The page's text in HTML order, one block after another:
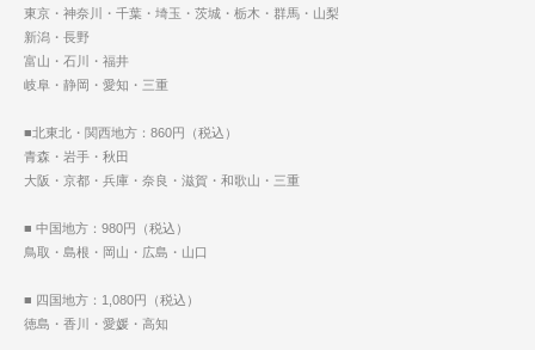
東京・神奈川・千葉・埼玉・茨城・栃木・群馬・山梨
新潟・長野
富山・石川・福井
岐阜・静岡・愛知・三重
■北東北・関西地方：860円（税込）
青森・岩手・秋田
大阪・京都・兵庫・奈良・滋賀・和歌山・三重
■ 中国地方：980円（税込）
鳥取・島根・岡山・広島・山口
■ 四国地方：1,080円（税込）
徳島・香川・愛媛・高知